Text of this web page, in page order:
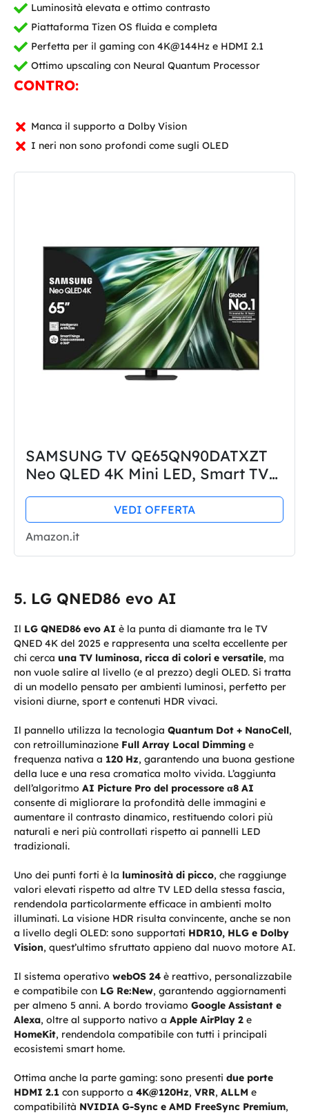
Luminosità elevata e ottimo contrasto
Piattaforma Tizen OS fluida e completa
Perfetta per il gaming con 4K@144Hz e HDMI 2.1
Ottimo upscaling con Neural Quantum Processor
CONTRO:
Manca il supporto a Dolby Vision
I neri non sono profondi come sugli OLED
SAMSUNG TV QE65QN90DATXZT
Neo QLED 4K Mini LED, Smart TV
65" Processore NQ4 AI Gen2, Neo
Slim, DVBT-2, Q-Symphony &
Dolby Atmos, Integrato con Alexa,
Titan...
VEDI OFFERTA
Amazon.it
LG QNED86 evo AI
Il LG QNED86 evo AI è la punta di diamante tra le TV
QNED 4K del 2025 e rappresenta una scelta eccellente per
chi cerca una TV luminosa, ricca di colori e versatile, ma
non vuole salire al livello (e al prezzo) degli OLED. Si tratta
di un modello pensato per ambienti luminosi, perfetto per
visioni diurne, sport e contenuti HDR vivaci.
Il pannello utilizza la tecnologia Quantum Dot + NanoCell,
con retroilluminazione Full Array Local Dimming e
frequenza nativa a 120 Hz, garantendo una buona gestione
della luce e una resa cromatica molto vivida. L’aggiunta
dell’algoritmo AI Picture Pro del processore α8 AI
consente di migliorare la profondità delle immagini e
aumentare il contrasto dinamico, restituendo colori più
naturali e neri più controllati rispetto ai pannelli LED
tradizionali.
Uno dei punti forti è la luminosità di picco, che raggiunge
valori elevati rispetto ad altre TV LED della stessa fascia,
rendendola particolarmente efficace in ambienti molto
illuminati. La visione HDR risulta convincente, anche se non
a livello degli OLED: sono supportati HDR10, HLG e Dolby
Vision, quest’ultimo sfruttato appieno dal nuovo motore AI.
Il sistema operativo webOS 24 è reattivo, personalizzabile
e compatibile con LG Re:New, garantendo aggiornamenti
per almeno 5 anni. A bordo troviamo Google Assistant e
Alexa, oltre al supporto nativo a Apple AirPlay 2 e
HomeKit, rendendola compatibile con tutti i principali
ecosistemi smart home.
Ottima anche la parte gaming: sono presenti due porte
HDMI 2.1 con supporto a 4K@120Hz, VRR, ALLM e
compatibilità NVIDIA G-Sync e AMD FreeSync Premium,